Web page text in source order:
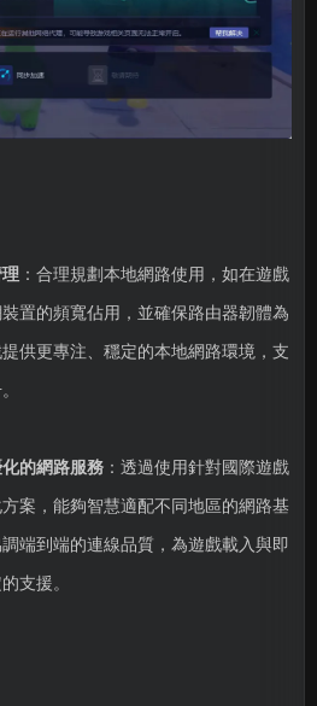
：合理規劃本地網路使用，如在遊戲
置的頻寬佔用，並確保路由器韌體為
供更專注、穩定的本地網路環境，支
的網路服務：透過使用針對國際遊戲
案，能夠智慧適配不同地區的網路基
端到端的連線品質，為遊戲載入與即
支援。